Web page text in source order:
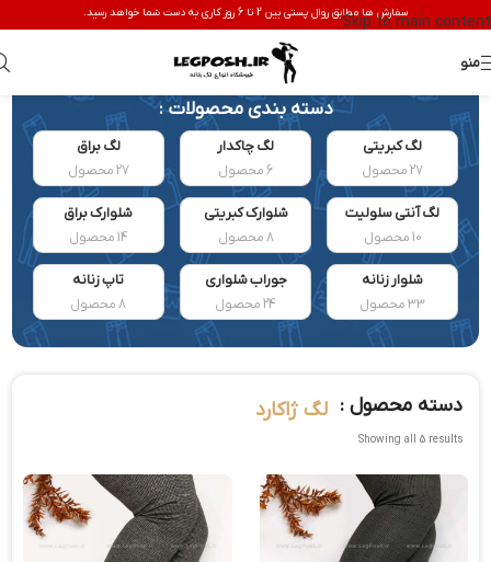
Skip to main contentسفارش ها مطابق روال پستی بین 2 تا 6 روز کاری به دست شما خواهد رسید.
منو
دسته بندی محصولات :
لگ کبریتی
27 محصول
لگ چاکدار
6 محصول
لگ براق
27 محصول
لگ آنتی سلولیت
10 محصول
شلوارک کبریتی
8 محصول
شلوارک براق
14 محصول
شلوار زنانه
33 محصول
جوراب شلواری
24 محصول
تاپ زنانه
8 محصول
دسته محصول : لگ ژاکارد
Showing all 5 results